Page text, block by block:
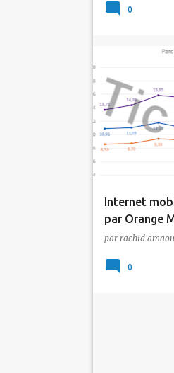
dans le
0
Internet
par Orange
Selon les
l'Agence
par rachid
0